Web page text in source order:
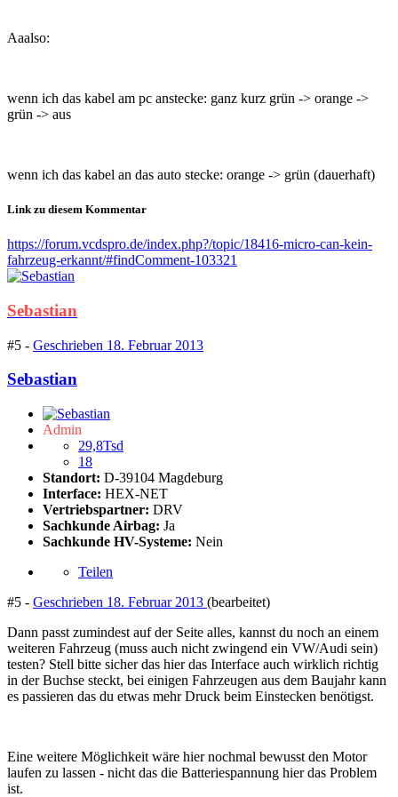
Aaalso:
wenn ich das kabel am pc anstecke: ganz kurz grün -> orange ->
grün -> aus
wenn ich das kabel an das auto stecke: orange -> grün (dauerhaft)
Link zu diesem Kommentar
https://forum.vcdspro.de/index.php?/topic/18416-micro-can-kein-
fahrzeug-erkannt/#findComment-103321
Sebastian
#5 - Geschrieben 18. Februar 2013
Sebastian
Admin
29,8Tsd
18
Standort: D-39104 Magdeburg
Interface: HEX-NET
Vertriebspartner: DRV
Sachkunde Airbag: Ja
Sachkunde HV-Systeme: Nein
Teilen
#5 - Geschrieben 18. Februar 2013 (bearbeitet)
Dann passt zumindest auf der Seite alles, kannst du noch an einem
weiteren Fahrzeug (muss auch nicht zwingend ein VW/Audi sein)
testen? Stell bitte sicher das hier das Interface auch wirklich richtig
in der Buchse steckt, bei einigen Fahrzeugen aus dem Baujahr kann
es passieren das du etwas mehr Druck beim Einstecken benötigst.
Eine weitere Möglichkeit wäre hier nochmal bewusst den Motor
laufen zu lassen - nicht das die Batteriespannung hier das Problem
ist.